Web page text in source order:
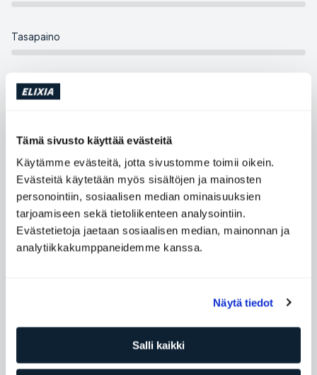
Tämä sivusto käyttää evästeitä
Käytämme evästeitä, jotta sivustomme toimii oikein.
Evästeitä käytetään myös sisältöjen ja mainosten
personointiin, sosiaalisen median ominaisuuksien
tarjoamiseen sekä tietoliikenteen analysointiin.
Evästetietoja jaetaan sosiaalisen median, mainonnan ja
analytiikkakumppaneidemme kanssa.
Näytä tiedot
Salli kaikki
Tasapaino
Intensiteetti
Täydentäviä ryhmäliikuntatunteja